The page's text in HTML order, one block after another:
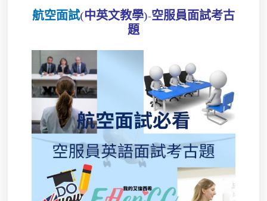
航空面試(中英文教學)-空服員面試考古
題